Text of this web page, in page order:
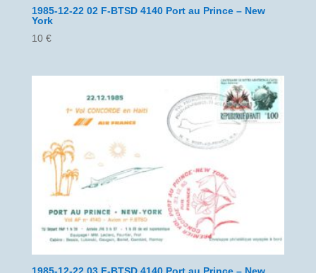
1985-12-22 02 F-BTSD 4140 Port au Prince – New
York
10 €